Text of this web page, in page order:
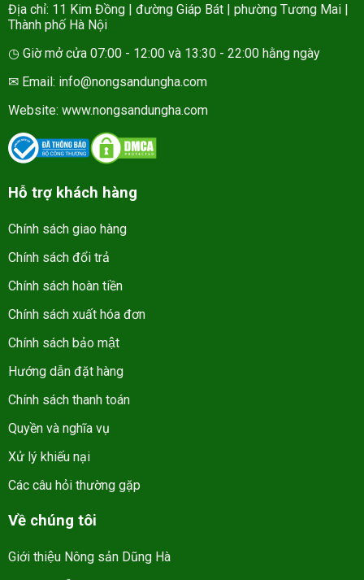
Địa chỉ: 11 Kim Đồng | đường Giáp Bát | phường Tương Mai |
Thành phố Hà Nội
◷ Giờ mở cửa 07:00 - 12:00 và 13:30 - 22:00 hằng ngày
✉ Email: info@nongsandungha.com
Website: www.nongsandungha.com
Hỗ trợ khách hàng
Chính sách giao hàng
Chính sách đổi trả
Chính sách hoàn tiền
Chính sách xuất hóa đơn
Chính sách bảo mật
Hướng dẫn đặt hàng
Chính sách thanh toán
Quyền và nghĩa vụ
Xử lý khiếu nại
Các câu hỏi thường gặp
Về chúng tôi
Giới thiệu Nông sản Dũng Hà